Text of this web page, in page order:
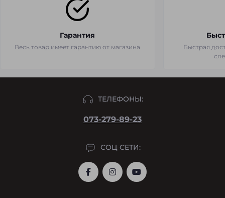
Гарантия
Весь товар имеет гарантию от магазина
Быстрая
ТЕЛЕФОНЫ:
073-279-89-23
СОЦ СЕТИ: